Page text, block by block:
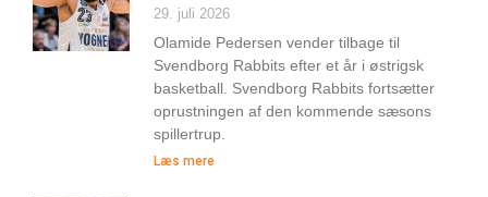
29. juli 2026
Olamide Pedersen vender tilbage til
Svendborg Rabbits efter et år i østrigsk
basketball. Svendborg Rabbits fortsætter
oprustningen af den kommende sæsons
spillertrup.
Læs mere